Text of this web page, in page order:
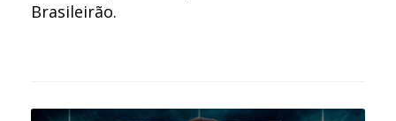
Brasileirão.